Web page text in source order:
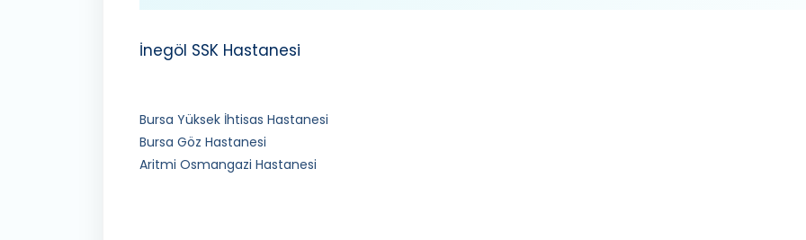
İnegöl SSK Hastanesi
Bursa Yüksek İhtisas Hastanesi
Bursa Göz Hastanesi
Aritmi Osmangazi Hastanesi